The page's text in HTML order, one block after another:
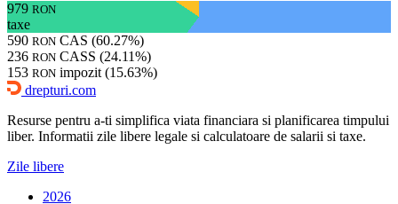
979 RON
taxe
590 RON CAS (60.27%)
236 RON CASS (24.11%)
153 RON impozit (15.63%)
drepturi.com
Resurse pentru a-ti simplifica viata financiara si planificarea timpului
liber. Informatii zile libere legale si calculatoare de salarii si taxe.
Zile libere
2026